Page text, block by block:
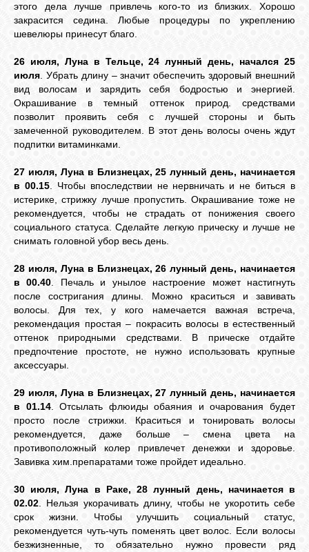
этого дела лучше привлечь кого-то из близких. Хорошо
закрасится седина. Любые процедуры по укреплению
шевелюры принесут благо.
26 июля, Луна в Тельце, 24 лунный день, начался 25
июля . Убрать длину – значит обеспечить здоровый внешний
вид волосам и зарядить себя бодростью и энергией.
Окрашивание в темный оттенок природ. средствами
позволит проявить себя с лучшей стороны и быть
замеченной руководителем. В этот день волосы очень ждут
подпитки витаминками.
27 июля, Луна в Близнецах, 25 лунный день, начинается
в 00.15. Чтобы впоследствии не нервничать и не биться в
истерике, стрижку лучше пропустить. Окрашивание тоже не
рекомендуется, чтобы не страдать от понижения своего
социального статуса. Сделайте легкую прическу и лучше не
снимать головной убор весь день.
28 июля, Луна в Близнецах, 26 лунный день, начинается
в 00.40 . Печаль и унылое настроение может настигнуть
после состригания длины. Можно краситься и завивать
волосы. Для тех, у кого намечается важная встреча,
рекомендация простая – покрасить волосы в естественный
оттенок природными средствами. В прическе отдайте
предпочтение простоте, не нужно использовать крупные
аксессуары.
29 июля, Луна в Близнецах, 27 лунный день, начинается
в 01.14. Отсылать флюиды обаяния и очарования будет
просто после стрижки. Краситься и тонировать волосы
рекомендуется, даже больше – смена цвета на
противоположный колер привлечет денежки и здоровье.
Завивка хим.препаратами тоже пройдет идеально.
30 июля, Луна в Раке, 28 лунный день, начинается в
02.02 . Нельзя укорачивать длину, чтобы не укоротить себе
срок жизни. Чтобы улучшить социальный статус,
рекомендуется чуть-чуть поменять цвет волос. Если волосы
безжизненные, то обязательно нужно провести ряд